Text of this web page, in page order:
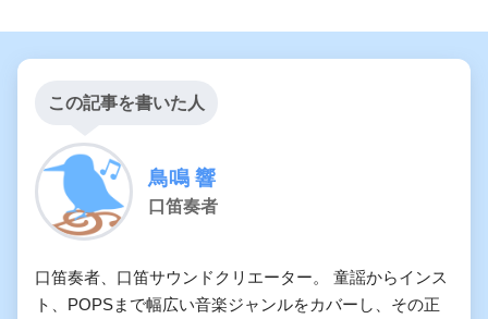
この記事を書いた人
鳥鳴 響
口笛奏者
口笛奏者、口笛サウンドクリエーター。 童謡からインス
ト、POPSまで幅広い音楽ジャンルをカバーし、その正